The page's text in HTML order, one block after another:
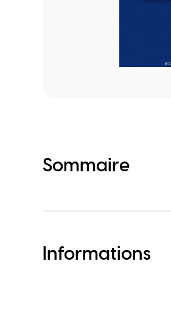
Sommaire
Informations